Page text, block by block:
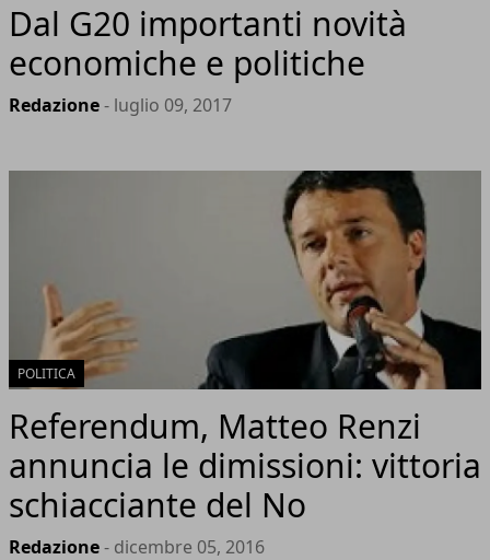
Dal G20 importanti novità
economiche e politiche
Redazione- luglio 09, 2017
POLITICA
Referendum, Matteo Renzi
annuncia le dimissioni: vittoria
schiacciante del No
Redazione- dicembre 05, 2016